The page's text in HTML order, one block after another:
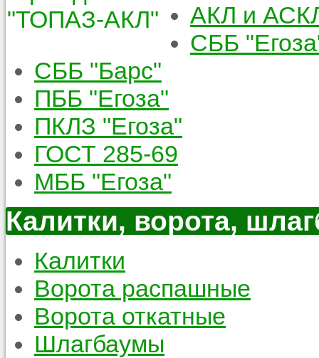
АКЛ и
СББ
СББ "Барс"
ПББ "Егоза"
ПКЛЗ "Егоза"
ГОСТ 285-69
МББ "Егоза"
Калитки, ворота,
Калитки
Ворота распашные
Ворота откатные
Шлагбаумы